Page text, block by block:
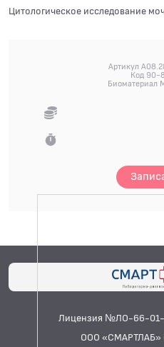
Цитологическое исследование
Артикул
Код 90-
Биоматериал
Лицензия №ЛО-66-01-
ООО «СМАРТЛАБ»